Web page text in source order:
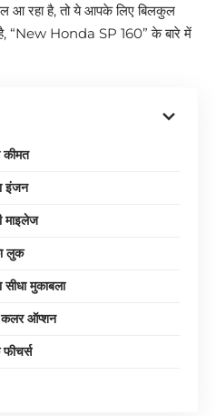
आ रहा है, तो ये आपके लिए बिलकुल
“New Honda SP 160” के बारे में
इंजन
लुक
मुकाबला
ऑप्शन